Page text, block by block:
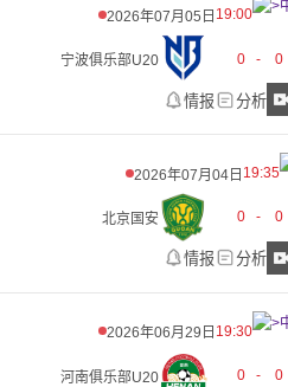
2026年07月05日 19:00
宁波俱乐部U20 0 - 0
情报 分析
2026年07月04日 19:35
北京国安 0 - 0
情报 分析
2026年06月29日 19:30
河南俱乐部U20 0 - 0